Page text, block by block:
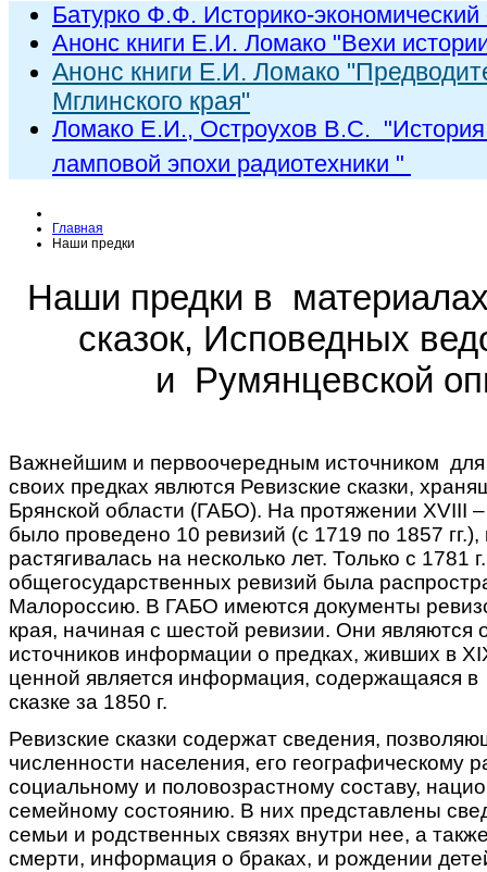
Батурко Ф.Ф. Историко-экономический
Анонс книги Е.И. Ломако "Вехи
Анонс книги Е.И. Ломако
Мглинского края"
Ломако Е.И., Остроухов В.С. "
ламповой эпохи радиотехники "
Главная
Наши предки
Наши предки в
сказок, Исповедных
и Румянцевской
Важнейшим и первоочередным источником для
своих предках явлются Ревизские сказки,
Брянской области (ГАБО). На протяжении XVIII
было проведено 10 ревизий (с 1719 по 1857
растягивалась на несколько лет. Только с 1781
общегосударственных ревизий была
Малороссию. В ГАБО имеются документы
края, начиная с шестой ревизии. Они являются
источников информации о предках, живших в
ценной является информация, содержащаяся в
сказке за 1850 г.
Ревизские сказки содержат сведения,
численности населения, его географическому
социальному и половозрастному составу,
семейному состоянию. В них представлены
семьи и родственных связях внутри нее, а
смерти, информация о браках, и рождении